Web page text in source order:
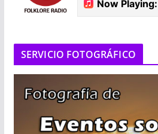
SERVICIO FOTOGRÁFICO